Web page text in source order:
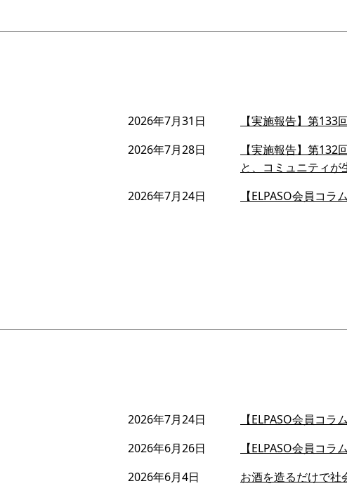
2026年7月31日
【実施報告】第133
2026年7月28日
【実施報告】第
と、コミュニティが
2026年7月24日
【ELPASO会員コ
2026年7月24日
【ELPASO会員コ
2026年6月26日
【ELPASO会員コ
2026年6月4日
お酒を造るだけで社